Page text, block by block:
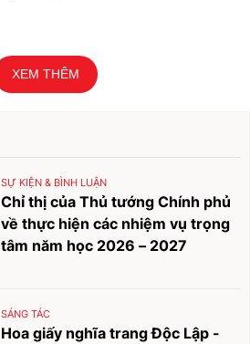
XEM THÊM
SỰ KIỆN & BÌNH LUẬN
Chỉ thị của Thủ tướng Chính phủ
về thực hiện các nhiệm vụ trọng
tâm năm học 2026 – 2027
SÁNG TÁC
Hoa giấy nghĩa trang Độc Lập -